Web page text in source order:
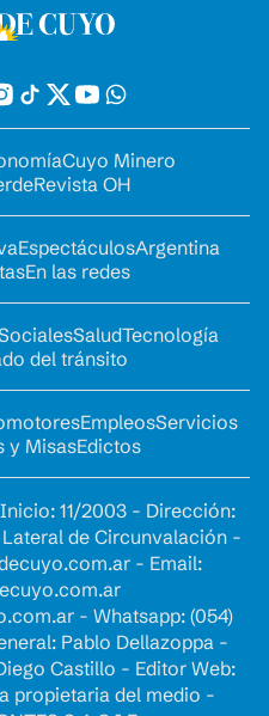
Cuyo Minero
Revista OH
EspectáculosArgentina
En las redes
SaludTecnología
del tránsito
EmpleosServicios
y MisasEdictos
11/2003 - Dirección:
Lateral de Circunvalación -
- Email:
- Whatsapp: (054)
Pablo Dellazoppa -
Castillo - Editor Web:
propietaria del medio -